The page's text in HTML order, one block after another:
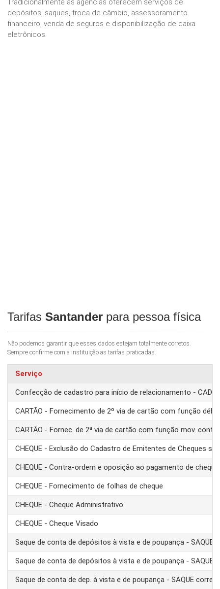
Tradicionalmente as agências oferecem serviços de
depósitos, saques, troca de câmbio, assessoramento
financeiro, venda de seguros e disponibilização de caixa
eletrônicos.
Tarifas Santander para pessoa física
Não podemos garantir que esses dados estejam totalmente corretos.
Sempre confirme com a instituição as tarifas praticadas.
Serviço
Confecção de cadastro para início de relacionamento -
CARTÃO - Fornecimento de 2º via de cartão com função
CARTÃO - Fornec. de 2ª via de cartão com função mov. conta
CHEQUE - Exclusão do Cadastro de Emitentes de Cheques
CHEQUE - Contra-ordem e oposição ao pagamento de cheque
CHEQUE - Fornecimento de folhas de cheque
CHEQUE - Cheque Administrativo
CHEQUE - Cheque Visado
Saque de conta de depósitos à vista e de poupança - SAQUE
Saque de conta de depósitos à vista e de poupança - SAQUE
Saque de conta de dep. à vista e de poupança - SAQUE